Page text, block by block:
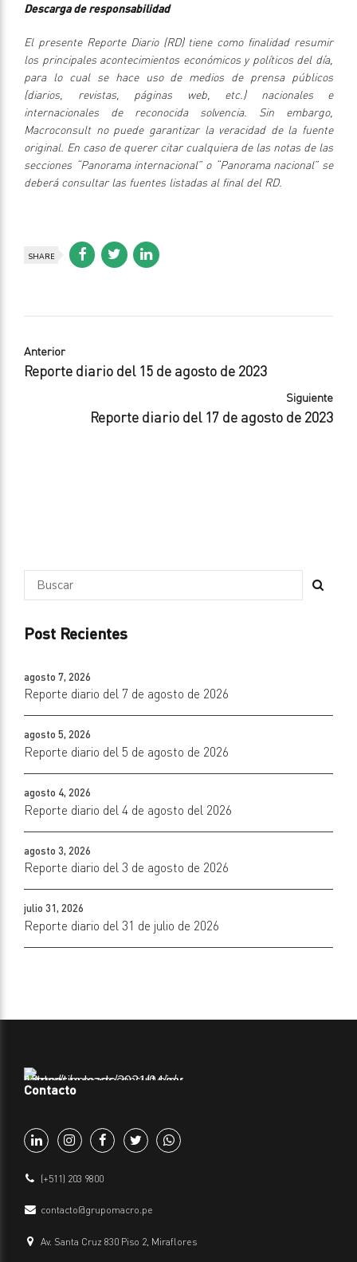
Descarga de responsabilidad
El presente Reporte Diario (RD) tiene como finalidad resumir
los principales acontecimientos económicos y políticos del día,
para lo cual se hace uso de medios de prensa públicos
(diarios, revistas, páginas web, etc.) nacionales e
internacionales de reconocida solvencia. Sin embargo,
Macroconsult no puede garantizar la veracidad de la fuente
original. En caso de querer citar cualquiera de las notas de las
secciones “Panorama internacional” o “Panorama nacional” se
deberá consultar las fuentes listadas al final del RD.
SHARE
Anterior
Reporte diario del 15 de agosto de 2023
Siguiente
Reporte diario del 17 de agosto de 2023
Post Recientes
agosto 7, 2026
Reporte diario del 7 de agosto de 2026
agosto 5, 2026
Reporte diario del 5 de agosto de 2026
agosto 4, 2026
Reporte diario del 4 de agosto del 2026
agosto 3, 2026
Reporte diario del 3 de agosto de 2026
julio 31, 2026
Reporte diario del 31 de julio de 2026
Contacto
(+511) 203 9800
contacto@grupomacro.pe
Av. Santa Cruz 830 Piso 2, Miraflores